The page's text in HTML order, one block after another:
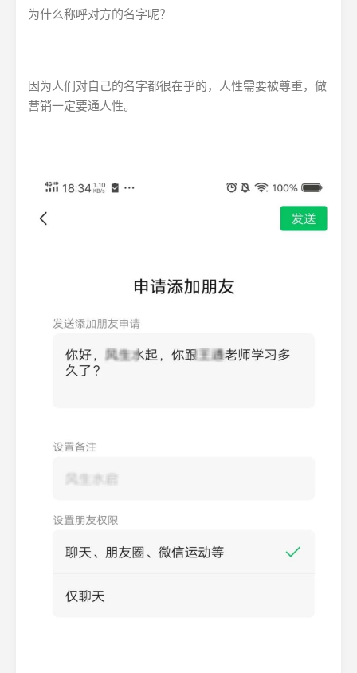
为什么称呼对方的名字呢？
因为人们对自己的名字都很在乎的，人性需要被尊重，做
营销一定要通人性。